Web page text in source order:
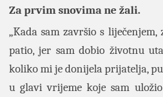
Za prvim snovima ne žali.
„Kada sam završio s
patio, jer sam dobio životnu
koliko mi je donijela prijatelja,
u glavi vrijeme koje sam